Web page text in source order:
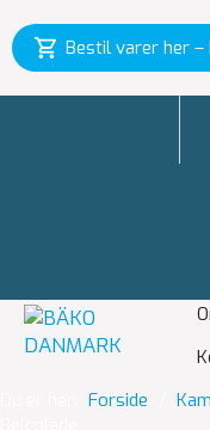
Bestil varer her –
Forside